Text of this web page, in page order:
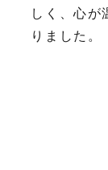
しく、心が
りました。